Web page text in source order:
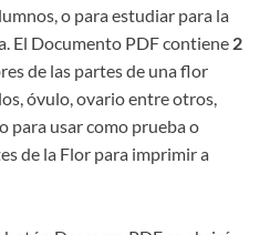
o para estudiar para la
El Documento PDF contiene 2
de las partes de una flor
óvulo, ovario entre otros,
para usar como prueba o
de la Flor para imprimir a